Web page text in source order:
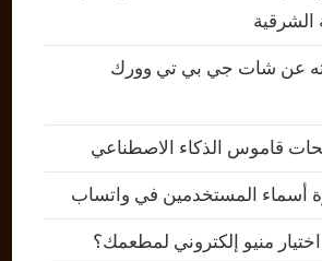
الشرقية
عن شات جي بي تي وورك
قاموس الذكاء الاصطناعي
أسماء المستخدمين في واتساب
منيو إلكتروني لمطعمك؟